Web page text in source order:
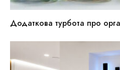
Додаткова турбота про